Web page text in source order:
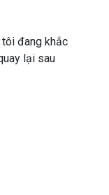
đang khắc
lại sau